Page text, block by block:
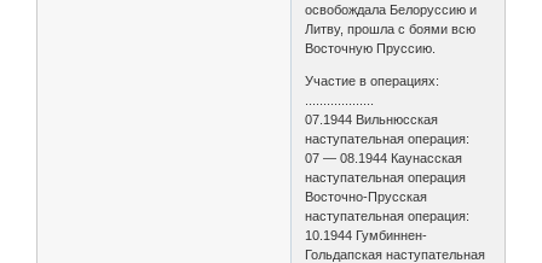
освобождала Белоруссию и
Литву, прошла с боями всю
Восточную Пруссию.
Участие в операциях:
07.1944 Вильнюсская
наступательная операция:
07 — 08.1944 Каунасская
наступательная операция
Восточно-Прусская
наступательная операция:
10.1944 Гумбиннен-
Гольдапская наступательная